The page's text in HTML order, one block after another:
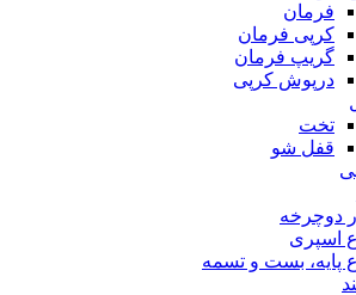
فرمان
کرپی فرمان
گریپ فرمان
درپوش کرپی
تخت
قفل شو
دوچرخه
اسپری
پایه، بست و تسمه